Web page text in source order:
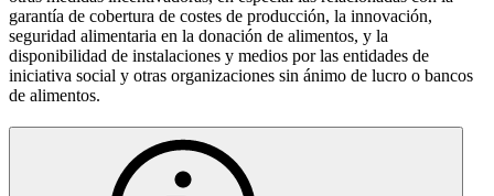
garantía de cobertura de costes de producción, la innovación,
seguridad alimentaria en la donación de alimentos, y la
disponibilidad de instalaciones y medios por las entidades de
iniciativa social y otras organizaciones sin ánimo de lucro o bancos
de alimentos.